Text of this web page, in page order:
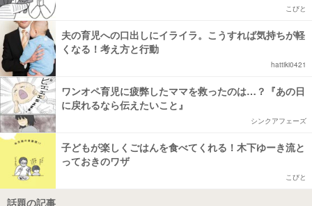
こびと
夫の育児への口出しにイライラ。こうすれば気持ちが軽
くなる！考え方と行動
hattiki0421
ワンオペ育児に疲弊したママを救ったのは…？『あの日
に戻れるなら伝えたいこと』
シンクアフェーズ
子どもが楽しくごはんを食べてくれる！木下ゆーき流と
っておきのワザ
こびと
話題の記事